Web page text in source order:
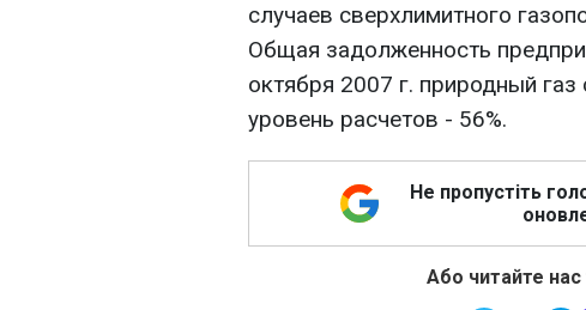
случаев сверхлимитного
Общая задолженность
октября 2007 г. природный
уровень расчетов - 56%.
Не пропустіть
Або читайте